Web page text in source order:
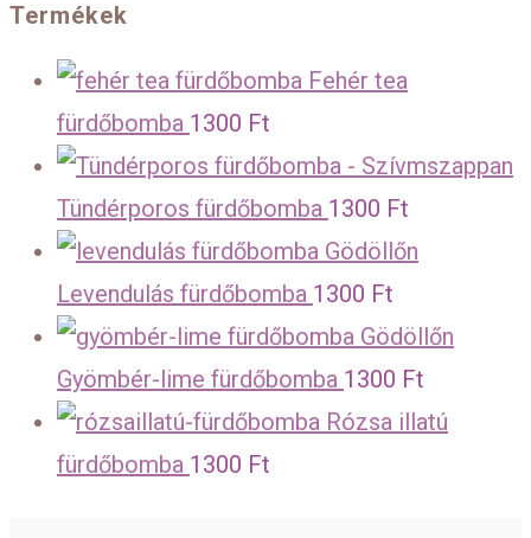
Termékek
Fehér tea
fürdőbomba 1300 Ft
Tündérporos fürdőbomba 1300 Ft
Levendulás fürdőbomba 1300 Ft
Gyömbér-lime fürdőbomba 1300 Ft
Rózsa illatú
fürdőbomba 1300 Ft